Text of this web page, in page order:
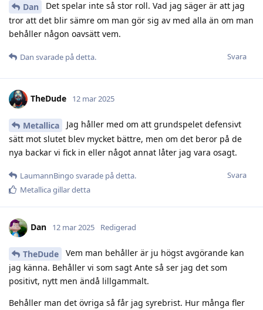
Dan
Det spelar inte så stor roll. Vad jag säger är att jag
tror att det blir sämre om man gör sig av med alla än om man
behåller någon oavsätt vem.
Svara
Dan svarade på detta.
TheDude 12 mar 2025
Metallica
Jag håller med om att grundspelet defensivt
sätt mot slutet blev mycket bättre, men om det beror på de
nya backar vi fick in eller något annat låter jag vara osagt.
Svara
LaumannBingo svarade på detta.
Metallicagillar detta
Dan 12 mar 2025 Redigerad
TheDude
Vem man behåller är ju högst avgörande kan
jag känna. Behåller vi som sagt Ante så ser jag det som
positivt, nytt men ändå lillgammalt.
Behåller man det övriga så får jag syrebrist. Hur många fler